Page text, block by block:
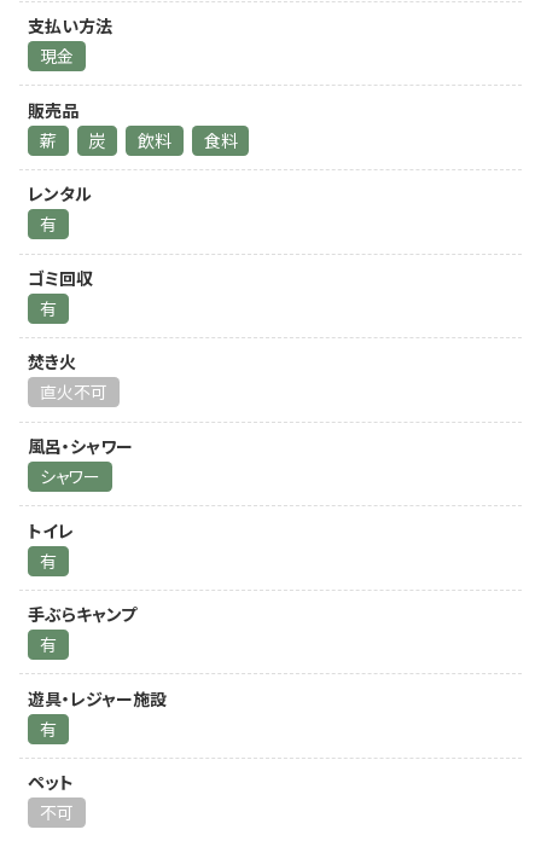
支払い方法
現金
販売品
薪
炭 飲料 食料
レンタル
有
ゴミ回収
有
焚き火
直火不可
風呂・シャワー
シャワー
トイレ
有
手ぶらキャンプ
有
遊具・レジャー施設
有
ペット
不可